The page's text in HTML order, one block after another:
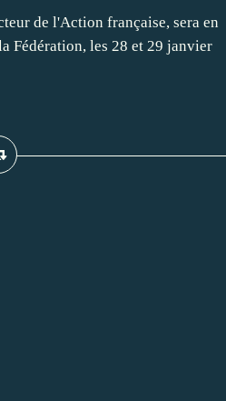
de l'Action française, sera en
Fédération, les 28 et 29 janvier